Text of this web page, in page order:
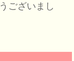
ございまし